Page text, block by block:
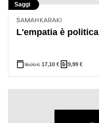
Saggi
SAMAH KARAKI
L'empatia è politica
18,00€ 17,10€ 9,99 €